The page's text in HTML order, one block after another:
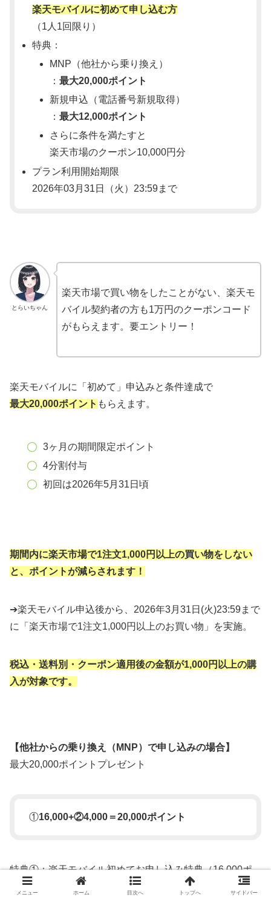
楽天モバイルに初めて申し込む方
（1人1回限り）
特典：
MNP（他社から乗り換え）
：最大20,000ポイント
新規申込（電話番号新規取得）
：最大12,000ポイント
さらに条件を満たすと
楽天市場のクーポン10,000円分
プラン利用開始期限
2026年03月31日（火）23:59まで
とらいちゃん
楽天市場で買い物をしたことがない、楽天モ
バイル契約者の方も1万円のクーポンコード
がもらえます。要エントリー！
楽天モバイルに「初めて」申込みと条件達成で
最大20,000ポイント もらえます。
3ヶ月の期間限定ポイント
4分割付与
初回は2026年5月31日頃
期間内に楽天市場で1注文1,000円以上の買い物をしない
と、ポイントが減らされます！
➔楽天モバイル申込後から、2026年3月31日(火)23:59まで
に「楽天市場で1注文1,000円以上のお買い物」を実施。
税込・送料別・クーポン適用後の金額が1,000円以上の購
入が対象です。
【他社からの乗り換え（MNP）で申し込みの場合】
最大20,000ポイントプレゼント
①16,000+②4,000＝20,000ポイント
特典①：楽天モバイル初めてお申し込み特典（16,000ポ
イント）
メニュー ホーム 目次へ トップへ サイドバー